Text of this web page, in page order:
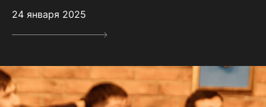
24 января 2025